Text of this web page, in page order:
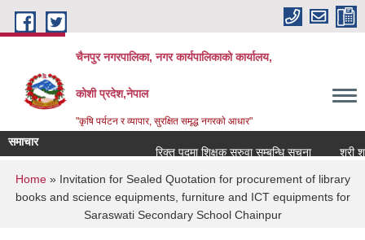
Skip to main content
चैनपुर नगरपालिका, नगर कार्यपालिकाको कार्यालय,
कोशी प्रदेश,नेपाल
"कृषि पर्यटन र व्यापार, सुरक्षित समृद्ध नगरकाे आधार"
समाचार
रिक्त पदमा शिक्षक सरुवा सम्बन्धि सूचना
श्री
You are here
Home» Invitation for Sealed Quotation for procurement of library
books and science equipments, furniture and ICT equipments for
Saraswati Secondary School Chainpur